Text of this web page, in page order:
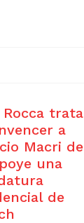
Rocca trata
a
Macri de
una
de